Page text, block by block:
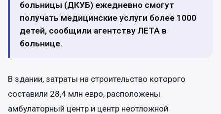
больницы (ДКУБ) ежедневно смогут
получать медицинские услуги более 1000
детей, сообщили агентству ЛЕТА в
больнице.
В здании, затраты на строительство которого
составили 28,4 млн евро, расположены
амбулаторный центр и центр неотложной